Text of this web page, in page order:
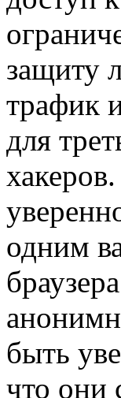
защиту
трафик
для
одним
быть
что они